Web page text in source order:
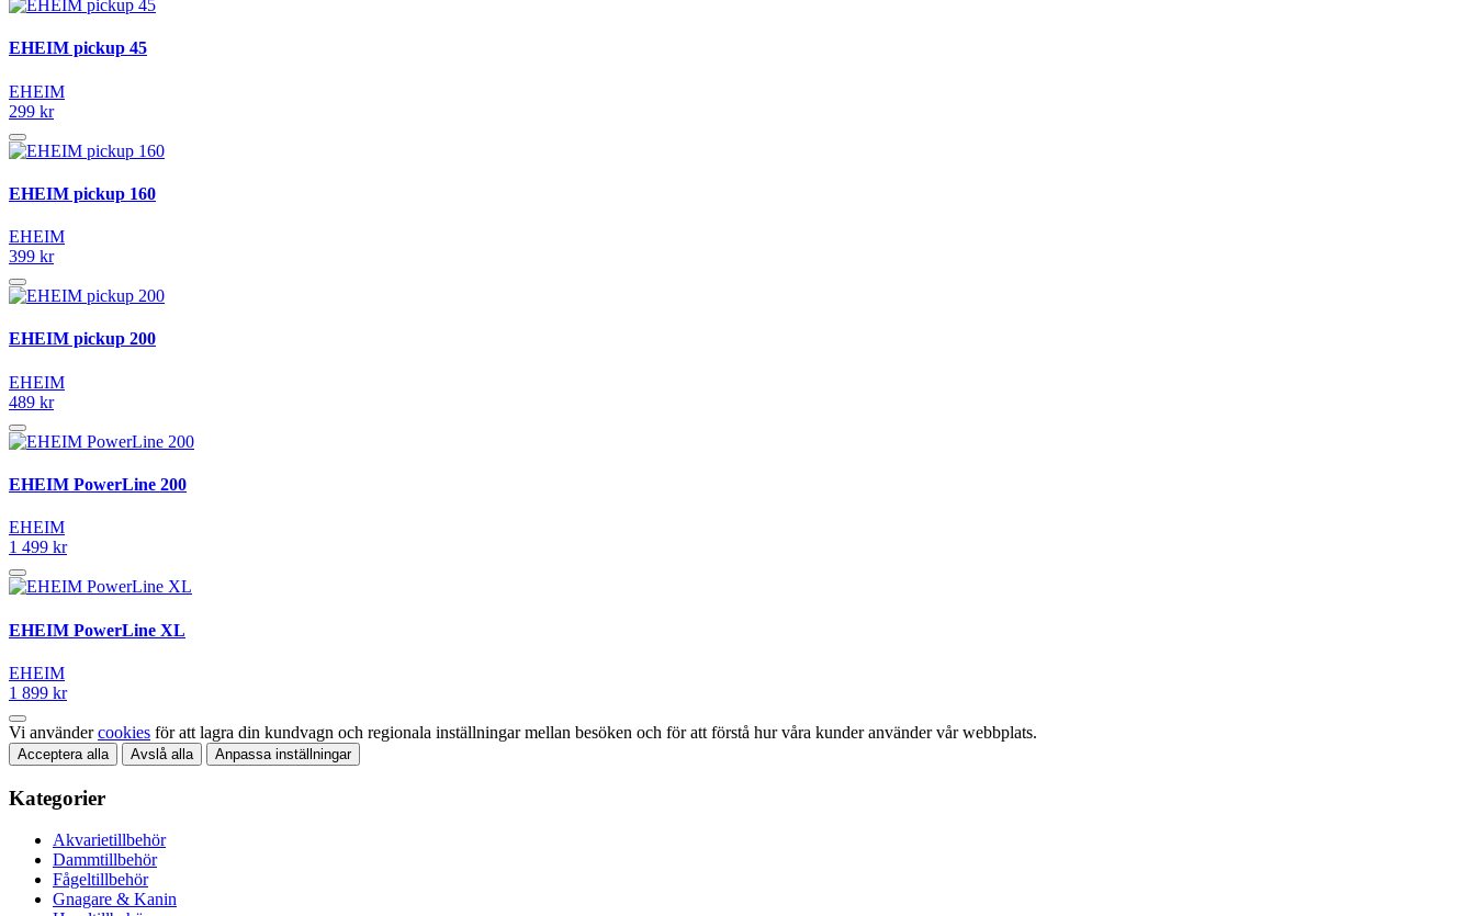
EHEIM pickup 45
EHEIM
299 kr
EHEIM pickup 160
EHEIM
399 kr
EHEIM pickup 200
EHEIM
489 kr
EHEIM PowerLine 200
EHEIM
1 499 kr
EHEIM PowerLine XL
EHEIM
1 899 kr
Vi användercookies för att lagra din kundvagn och regionala inställningar mellan besöken och för att förstå hur våra kunder använder vår webbplats.
Acceptera alla Avslå alla Anpassa inställningar
Kategorier
Akvarietillbehör
Dammtillbehör
Fågeltillbehör
Gnagare & Kanin